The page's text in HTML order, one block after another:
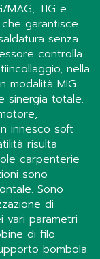
MAG, TIG e
garantisce
senza
controlla
nella
modalità MIG
sinergia totale.
innesco soft
risulta
carpenterie
sono
Sono
di
parametri
di filo
bombola